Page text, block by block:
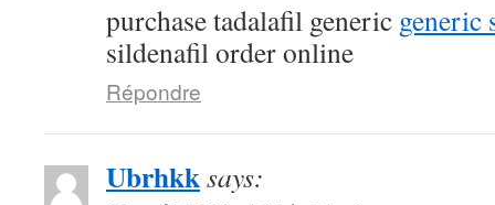
purchase tadalafil generic generic
sildenafil order online
Répondre
Ubrhkksays: